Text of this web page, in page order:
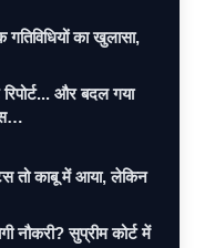
का खुलासा,
और बदल गया
तो काबू में आया, लेकिन
नौकरी? सुप्रीम कोर्ट में